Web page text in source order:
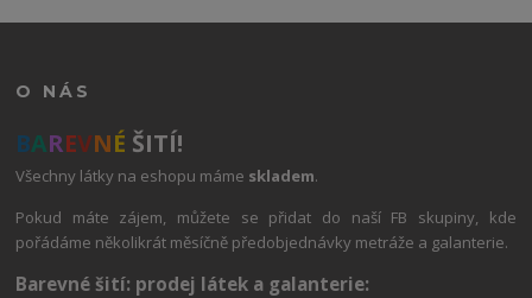
O NÁS
BAREVNÉ ŠITÍ!
Všechny látky na eshopu máme skladem.
Pokud máte zájem, můžete se přidat do naší FB skupiny, kde
pořádáme několikrát měsíčně předobjednávky metráže a galanterie.
Barevné šití: prodej látek a galanterie: